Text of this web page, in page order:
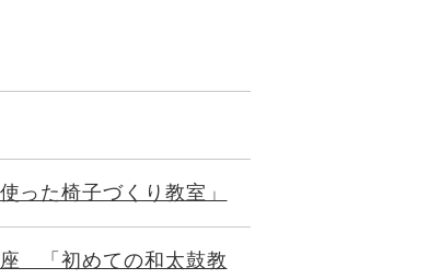
た椅子づくり教室」
「初めての和太鼓教